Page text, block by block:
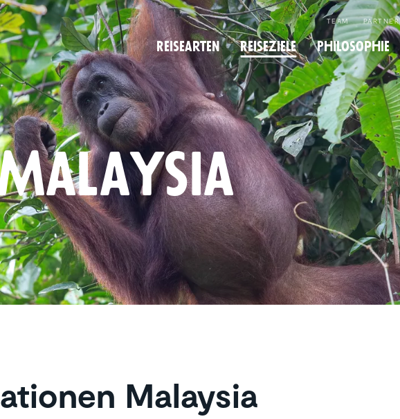
TEAM PARTNER
Reise­arten Reise­ziele Philo­so­phie
Malaysia